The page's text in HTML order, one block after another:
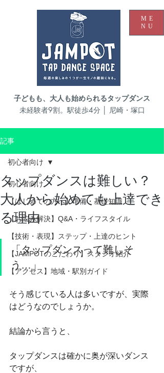
ME
NU
子どもも、大人も始められるタップダンス
未経験者9割。駅徒歩4分 │ 尼崎・塚口
記事
初心者向け
【はじめての方へ】準備・基礎知識
【お悩み解決】Q&A・ライフスタイル
【技術・表現】ステップ・上達のヒント
【JAMPOTのこだわり】スタジオ紹介
【アクセス】地域・駅別ガイド
初心者向け
タップダンスは難しい？
大人から始めても上達でき
る理由
「タップダンスって難しそ
う…」
そう感じている人は多いですが、実際
はどうなのでしょうか。
結論から言うと、
タップダンスは確かに奥が深いダンス
ですが、